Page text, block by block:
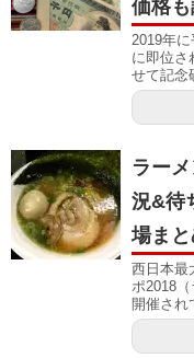
価格も
2019年
に即位さ
せて記念
ラー
況&待
場ま
西日本最
ポ2018
開催され